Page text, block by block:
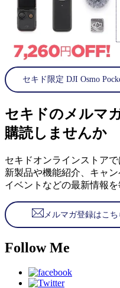
セキド限定 DJI Osmo
セキドのメルマ
購読しませんか
セキドオンラインストアで
新製品や機能紹介、キャン
イベントなどの最新情報を
メルマガ登録はこち
Follow Me